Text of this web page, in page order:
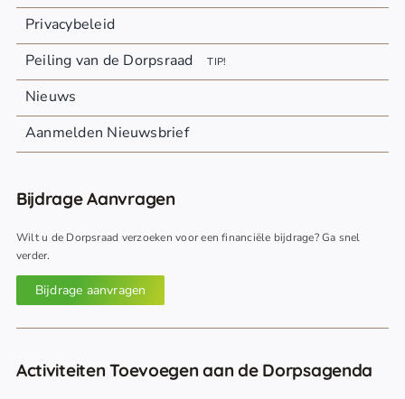
Privacybeleid
Peiling van de Dorpsraad
TIP!
Nieuws
Aanmelden Nieuwsbrief
Bijdrage Aanvragen
Wilt u de Dorpsraad verzoeken voor een financiële bijdrage? Ga snel
verder.
Bijdrage aanvragen
Activiteiten Toevoegen aan de Dorpsagenda